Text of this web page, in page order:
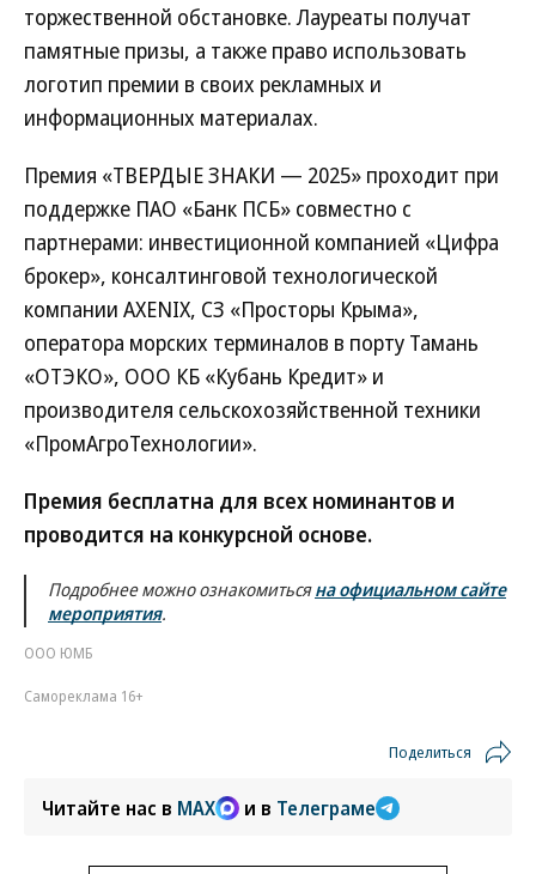
торжественной обстановке. Лауреаты получат
памятные призы, а также право использовать
логотип премии в своих рекламных и
информационных материалах.
Премия «ТВЕРДЫЕ ЗНАКИ — 2025» проходит при
поддержке ПАО «Банк ПСБ» совместно с
партнерами: инвестиционной компанией «Цифра
брокер», консалтинговой технологической
компании AXENIX, СЗ «Просторы Крыма»,
оператора морских терминалов в порту Тамань
«ОТЭКО», ООО КБ «Кубань Кредит» и
производителя сельскохозяйственной техники
«ПромАгроТехнологии».
Премия бесплатна для всех номинантов и
проводится на конкурсной основе.
Подробнее можно ознакомитьсяна официальном сайте
мероприятия.
ООО ЮМБ
Самореклама 16+
Поделиться
Читайте нас в MAX и в Телеграме